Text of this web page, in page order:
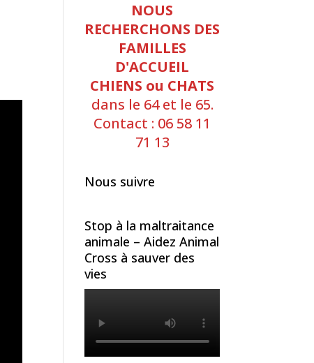
NOUS
RECHERCHONS DES
FAMILLES
D'ACCUEIL
CHIENS ou CHATS
dans le 64 et le 65.
Contact : 06 58 11
71 13
Nous suivre
Stop à la maltraitance
animale – Aidez Animal
Cross à sauver des
vies